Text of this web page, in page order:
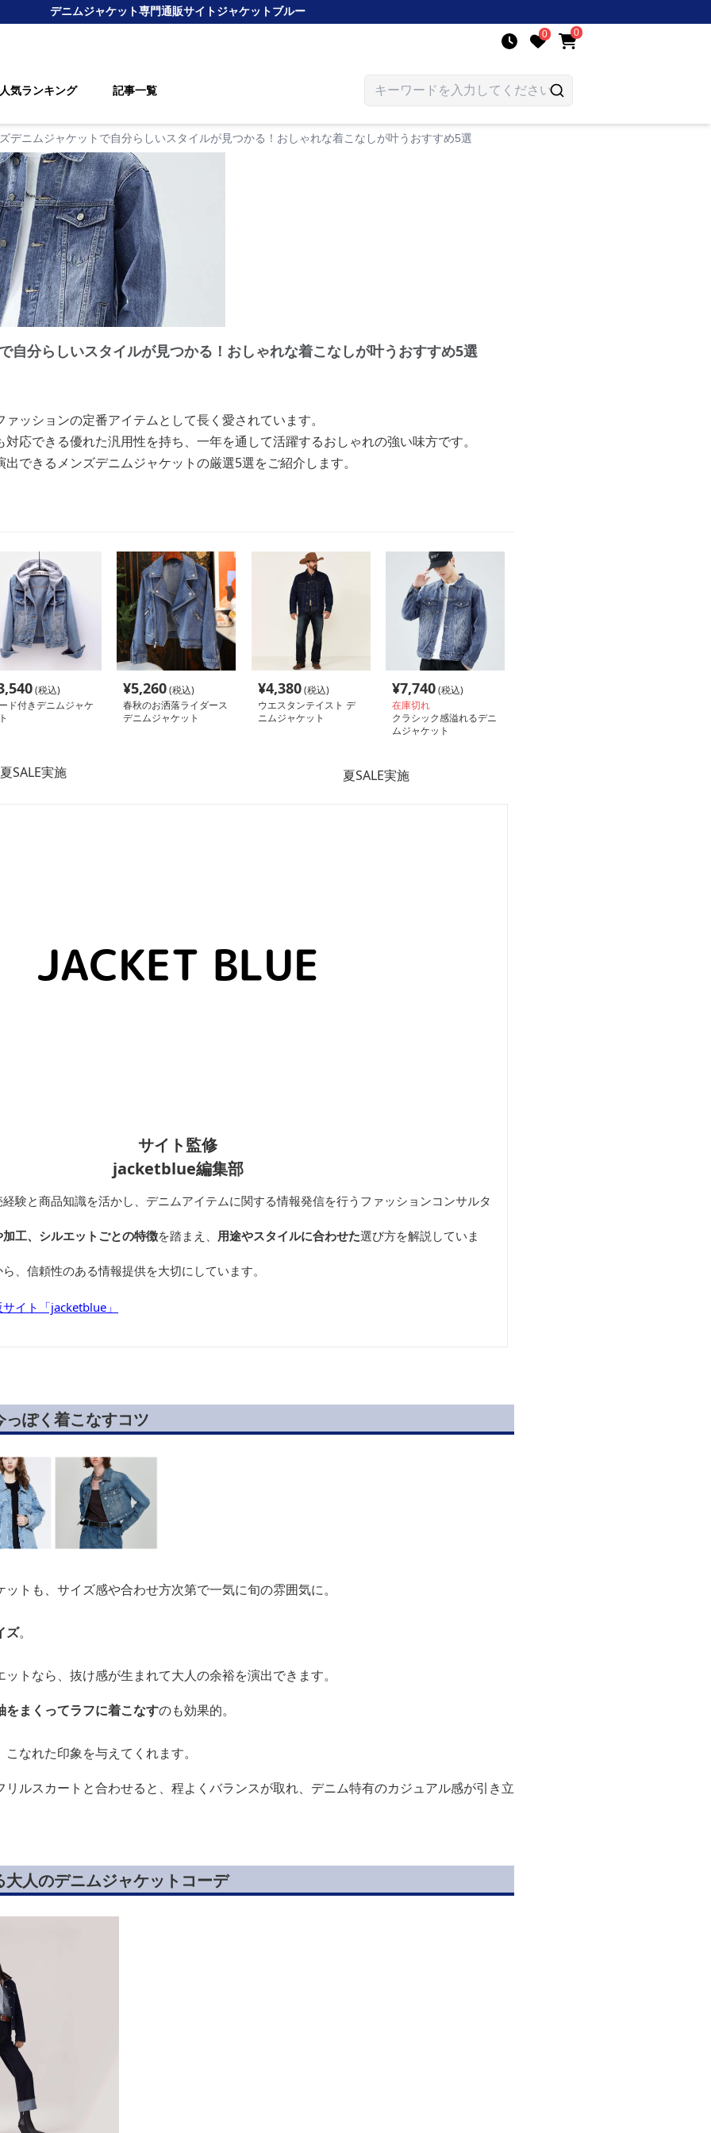
デニムジャケット専門通販サイトジャケットブルー
0 0
人気ランキング 記事一覧
デニムジャケットで自分らしいスタイルが見つかる！おしゃれな着こなしが叶うおすすめ5選
自分らしいスタイルが見つかる！おしゃれな着こなしが叶うおすすめ5選
ッションの定番アイテムとして長く愛されています。
応できる優れた汎用性を持ち、一年を通して活躍するおしゃれの強い味方です。
できるメンズデニムジャケットの厳選5選をご紹介します。
(税込)
ド付きデニムジャケ
¥5,260(税込)
春秋のお洒落ライダース
デニムジャケット
¥4,380(税込)
ウエスタンテイスト デ
ニムジャケット
¥7,740(税込)
在庫切れ
クラシック感溢れるデニ
ムジャケット
夏SALE実施
サイト監修
jacketblue編集部
験と商品知識を活かし、デニムアイテムに関する情報発信を行うファッションコンサルタ
工、シルエットごとの特徴を踏まえ、 用途やスタイルに合わせた選び方を解説していま
、信頼性のある情報提供を大切にしています。
イト「jacketblue」
ぽく着こなすコツ
トも、サイズ感や合わせ方次第で一気に旬の雰囲気に。
ズ。
トなら、抜け感が生まれて大人の余裕を演出できます。
をまくってラフに着こなすのも効果的。
なれた印象を与えてくれます。
リルスカートと合わせると、程よくバランスが取れ、デニム特有のカジュアル感が引き立
人のデニムジャケットコーデ